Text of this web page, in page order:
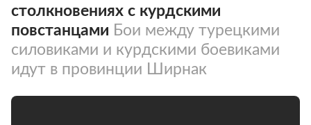
столкновениях с курдскими
повстанцами Бои между турецкими
силовиками и курдскими боевиками
идут в провинции Ширнак